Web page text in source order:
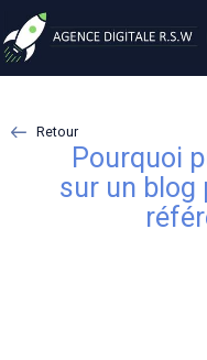
Retour
Pourquoi
sur un blog